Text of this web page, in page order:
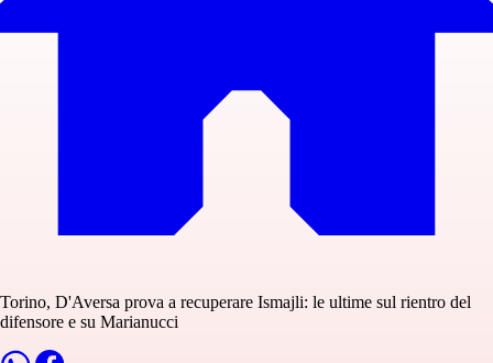
Torino, D'Aversa prova a recuperare Ismajli: le ultime sul rientro del
difensore e su Marianucci